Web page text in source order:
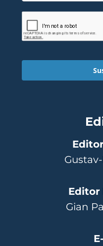
Editor
Gian